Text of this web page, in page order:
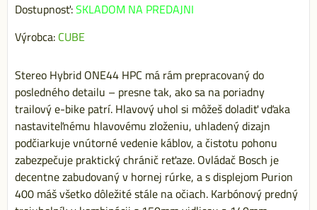
Dostupnosť:SKLADOM NA PREDAJNI
Výrobca: CUBE
Stereo Hybrid ONE44 HPC má rám prepracovaný do
posledného detailu – presne tak, ako sa na poriadny
trailový e-bike patrí. Hlavový uhol si môžeš doladiť vďaka
nastaviteľnému hlavovému zloženiu, uhladený dizajn
podčiarkuje vnútorné vedenie káblov, a čistotu pohonu
zabezpečuje praktický chránič reťaze. Ovládač Bosch je
decentne zabudovaný v hornej rúrke, a s displejom Purion
400 máš všetko dôležité stále na očiach. Karbónový predný